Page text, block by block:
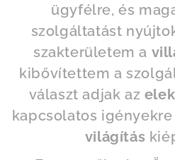
ügyfélre, és
szolgáltatást
szakterületem a
kibővítettem a
választ adjak az
kapcsolatos
világítás